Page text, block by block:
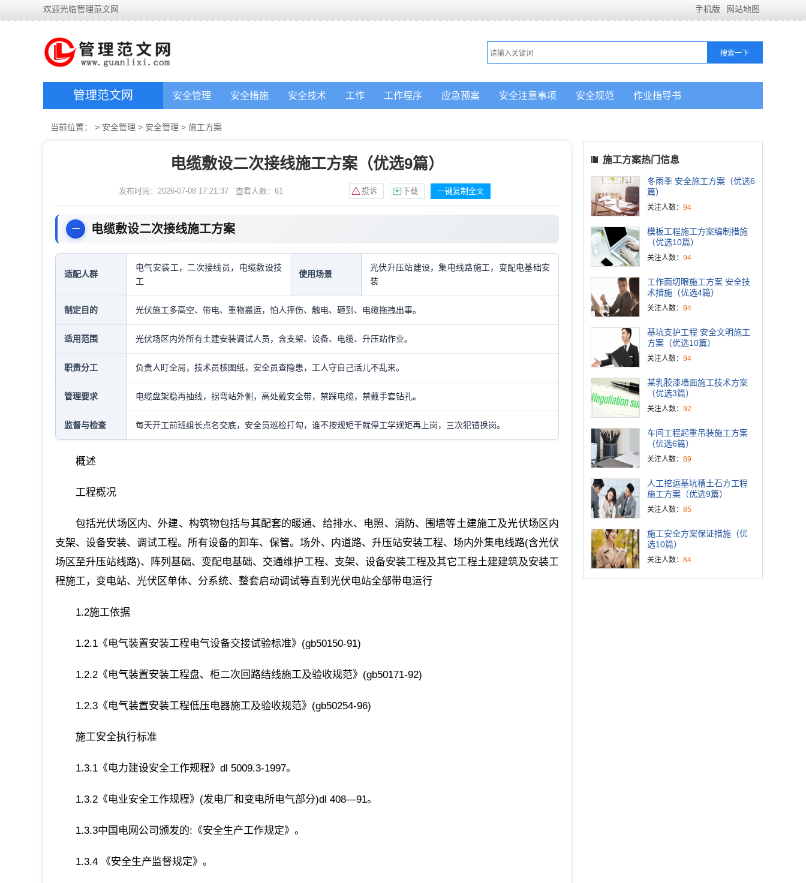
欢迎光临管理范文网 手机版 网站地图
管理范文网 安全管理 安全措施 安全技术 工作 工作程序 应急预案 安全注意事项 安全规范 作业指导书
当前位置： > 安全管理 > 安全管理 > 施工方案
电缆敷设二次接线施工方案（优选9篇）
发布时间：2026-07-08 17:21:37 查看人数： 61 投诉 下载 一键复制全文
电缆敷设二次接线施工方案
适配人群
电气安装工，二次接线员，电缆敷设技
工
使用场景
光伏升压站建设，集电线路施工，变配电基础安
装
制定目的 光伏施工多高空、带电、重物搬运，怕人摔伤、触电、砸到、电缆拖拽出事。
适用范围 光伏场区内外所有土建安装调试人员，含支架、设备、电缆、升压站作业。
职责分工 负责人盯全局，技术员核图纸，安全员查隐患，工人守自己活儿不乱来。
管理要求 电缆盘架稳再抽线，拐弯站外侧，高处戴安全带，禁踩电缆，禁戴手套钻孔。
监督与检查 每天开工前班组长点名交底，安全员巡检打勾，谁不按规矩干就停工学规矩再上岗，三次犯错换岗。
概述
工程概况
包括光伏场区内、外建、构筑物包括与其配套的暖通、给排水、电照、消防、围墙等土建施工及光伏场区内
支架、设备安装、调试工程。所有设备的卸车、保管。场外、内道路、升压站安装工程、场内外集电线路(含光伏
场区至升压站线路)、阵列基础、变配电基础、交通维护工程、支架、设备安装工程及其它工程土建建筑及安装工
程施工，变电站、光伏区单体、分系统、整套启动调试等直到光伏电站全部带电运行
1.2施工依据
1.2.1《电气装置安装工程电气设备交接试验标准》(gb50150-91)
1.2.2《电气装置安装工程盘、柜二次回路结线施工及验收规范》(gb50171-92)
1.2.3《电气装置安装工程低压电器施工及验收规范》(gb50254-96)
施工安全执行标准
1.3.1《电力建设安全工作规程》dl 5009.3-1997。
1.3.2《电业安全工作规程》(发电厂和变电所电气部分)dl 408—91。
1.3.3中国电网公司颁发的:《安全生产工作规定》。
1.3.4 《安全生产监督规定》。
施工方案热门信息
冬雨季 安全施工方案（优选6
篇）
关注人数： 94
模板工程施工方案编制措施
（优选10篇）
关注人数： 94
工作面切眼施工方案 安全技
术措施（优选4篇）
关注人数： 94
基坑支护工程 安全文明施工
方案（优选10篇）
关注人数： 94
某乳胶漆墙面施工技术方案
（优选3篇）
关注人数： 92
车间工程起重吊装施工方案
（优选6篇）
关注人数： 89
人工挖运基坑槽土石方工程
施工方案（优选9篇）
关注人数： 85
施工安全方案保证措施（优
选10篇）
关注人数： 84